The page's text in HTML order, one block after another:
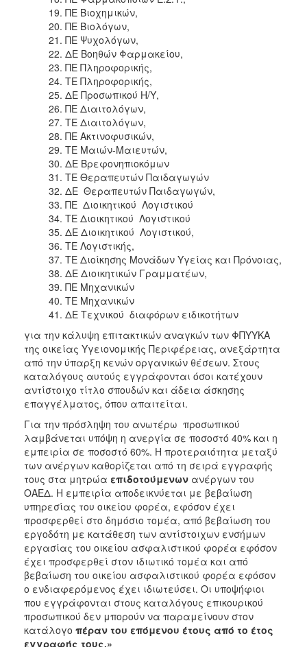
ΠΕ Βιοχημικών,
ΠΕ Βιολόγων,
ΠΕ Ψυχολόγων,
ΔΕ Βοηθών Φαρμακείου,
ΠΕ Πληροφορικής,
ΤΕ Πληροφορικής,
ΔΕ Προσωπικού Η/Υ,
ΠΕ Διαιτολόγων,
ΤΕ Διαιτολόγων,
ΠΕ Ακτινοφυσικών,
ΤΕ Μαιών-Μαιευτών,
ΔΕ Βρεφονηπιοκόμων
ΤΕ Θεραπευτών Παιδαγωγών
ΔΕ Θεραπευτών Παιδαγωγών,
ΠΕ Διοικητικού Λογιστικού
ΤΕ Διοικητικού Λογιστικού
ΔΕ Διοικητικού Λογιστικού,
ΤΕ Λογιστικής,
ΤΕ Διοίκησης Μονάδων Υγείας και Πρόνοιας,
ΔΕ Διοικητικών Γραμματέων,
ΠΕ Μηχανικών
ΤΕ Μηχανικών
ΔΕ Τεχνικού διαφόρων ειδικοτήτων
για την κάλυψη επιτακτικών αναγκών των ΦΠΥΥΚΑ
της οικείας Υγειονομικής Περιφέρειας, ανεξάρτητα
από την ύπαρξη κενών οργανικών θέσεων. Στους
καταλόγους αυτούς εγγράφονται όσοι κατέχουν
αντίστοιχο τίτλο σπουδών και άδεια άσκησης
επαγγέλματος, όπου απαιτείται.
Για την πρόσληψη του ανωτέρω προσωπικού
λαμβάνεται υπόψη η ανεργία σε ποσοστό 40% και η
εμπειρία σε ποσοστό 60%. Η προτεραιότητα μεταξύ
των ανέργων καθορίζεται από τη σειρά εγγραφής
τους στα μητρώα επιδοτούμενων ανέργων του
ΟΑΕΔ. Η εμπειρία αποδεικνύεται με βεβαίωση
υπηρεσίας του οικείου φορέα, εφόσον έχει
προσφερθεί στο δημόσιο τομέα, από βεβαίωση του
εργοδότη με κατάθεση των αντίστοιχων ενσήμων
εργασίας του οικείου ασφαλιστικού φορέα εφόσον
έχει προσφερθεί στον ιδιωτικό τομέα και από
βεβαίωση του οικείου ασφαλιστικού φορέα εφόσον
ο ενδιαφερόμενος έχει ιδιωτεύσει. Οι υποψήφιοι
που εγγράφονται στους καταλόγους επικουρικού
προσωπικού δεν μπορούν να παραμείνουν στον
κατάλογο πέραν του επόμενου έτους από το έτος
εγγραφής τους.»